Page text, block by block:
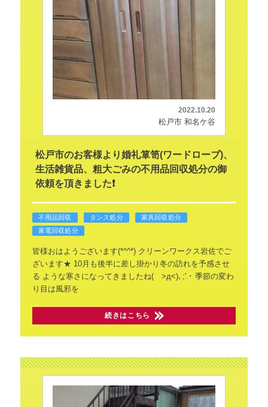
2022.10.20
松戸市 和名ケ谷
松戸市のお客様より婚礼箪笥(ワードローブ)、
生活雑貨品、粗大ごみの不用品回収処分の御
依頼を頂きました❗
不用品回収 タンス処分
家具回収処分
家電回収処分
皆様おはようございます(*^^*)クリーンワークス岩佐でご
ざいます★ 10月も後半に差し掛かり冬の訪れを予感させ
る ような寒さになってきましたね( >д<)､;'.･ 季節の変わ
り目は風邪を
続きはこちら